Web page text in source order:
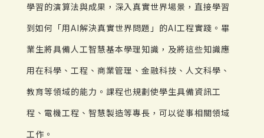
學習的演算法與成果，深入真實世界場景，直接學習
到如何「用AI解決真實世界問題」的AI工程實踐。畢
業生將具備人工智慧基本學理知識，及將這些知識應
用在科學、工程、商業管理、金融科技、人文科學、
教育等領域的能力。課程也規劃使學生具備資訊工
程、電機工程、智慧製造等專長，可以從事相關領域
工作。